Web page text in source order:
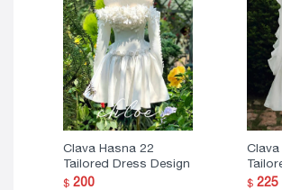
Clava Hasna 22
Tailored Dress Design
$200
Clava
( Mini
$225